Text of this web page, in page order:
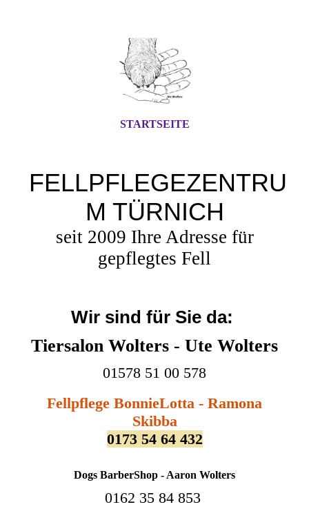
STARTSEITE
FELLPFLEGEZENTRU
M TÜRNICH
seit 2009 Ihre Adresse für
gepflegtes Fell
Wir sind für Sie da:
Tiersalon Wolters - Ute Wolters
01578 51 00 578
Fellpflege BonnieLotta - Ramona
Skibba
0173 54 64 432
Dogs BarberShop - Aaron Wolters
0162 35 84 853